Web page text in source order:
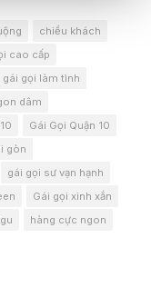
chiều khách
cao cấp
gái gọi làm tình
dâm
Gái Gọi Quận 10
gòn
gái gọi sư vạn hạnh
Gái gọi xinh xắn
hàng cực ngon